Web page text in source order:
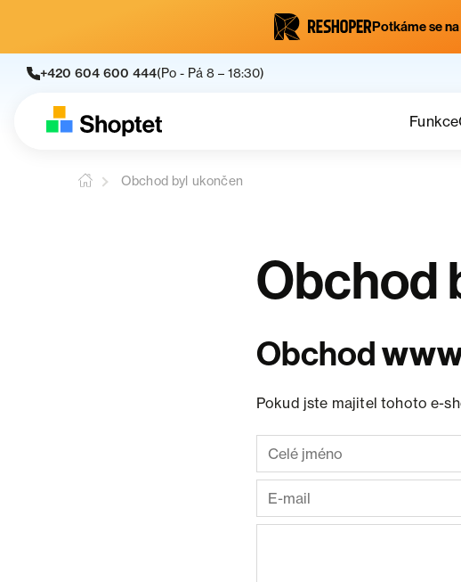
Potkáme se na
+420 604 600 444(Po - Pá 8 – 18:30)
Funkce
Obchod byl ukončen
Obchod
Obchod
Pokud jste majitel tohoto e-